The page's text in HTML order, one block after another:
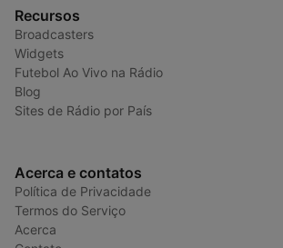
Recursos
Broadcasters
Widgets
Futebol Ao Vivo na Rádio
Blog
Sites de Rádio por País
Acerca e contatos
Política de Privacidade
Termos do Serviço
Acerca